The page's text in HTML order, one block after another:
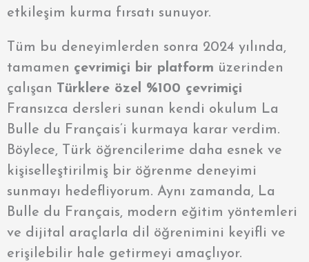
etkileşim kurma fırsatı sunuyor.
Tüm bu deneyimlerden sonra 2024 yılında,
tamamen çevrimiçi bir platform üzerinden
çalışan Türklere özel %100 çevrimiçi
Fransızca dersleri sunan kendi okulum La
Bulle du Français’i kurmaya karar verdim.
Böylece, Türk öğrencilerime daha esnek ve
kişiselleştirilmiş bir öğrenme deneyimi
sunmayı hedefliyorum. Aynı zamanda, La
Bulle du Français, modern eğitim yöntemleri
ve dijital araçlarla dil öğrenimini keyifli ve
erişilebilir hale getirmeyi amaçlıyor.